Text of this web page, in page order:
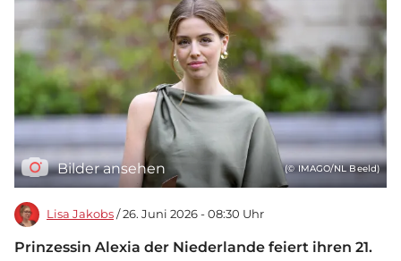
Bilder ansehen (© IMAGO/NL Beeld)
Lisa Jakobs / 26. Juni 2026 - 08:30 Uhr
Prinzessin Alexia der Niederlande feiert ihren 21.